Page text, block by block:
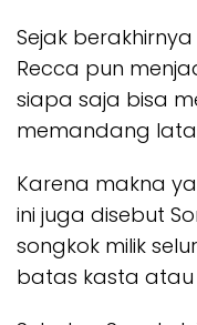
Sejak
Recca pun
siapa saja bisa
memandang
Karena makna
ini juga disebut
songkok milik
batas kasta atau